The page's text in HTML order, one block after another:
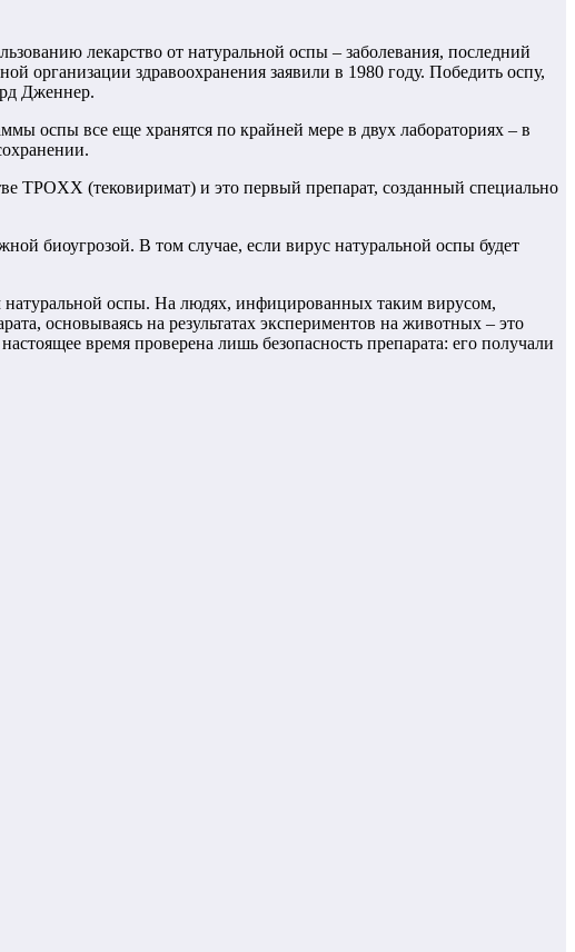
лекарство от натуральной оспы – заболевания, последний
организации здравоохранения заявили в 1980 году. Победить оспу,
Дженнер.
оспы все еще хранятся по крайней мере в двух лабораториях – в
TPOXX (тековиримат) и это первый препарат, созданный специально
биоугрозой. В том случае, если вирус натуральной оспы будет
оспы. На людях, инфицированных таким вирусом,
основываясь на результатах экспериментов на животных – это
время проверена лишь безопасность препарата: его получали